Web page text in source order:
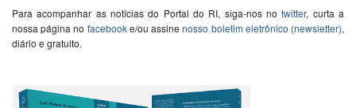
Para acompanhar as notícias do Portal do RI, siga-nos notwitter, curta a
nossa página no facebooke/ou assinenosso boletim eletrônico (newsletter),
diário e gratuito.